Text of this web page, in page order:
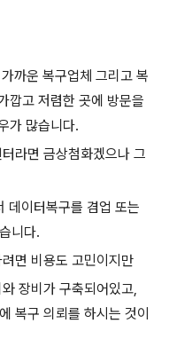
까운 복구업체 그리고 복
깝고 저렴한 곳에 방문을
가 많습니다.
라면 금상첨화겠으나 그
이터복구를 겸업 또는
니다.
면 비용도 고민이지만
장비가 구축되어있고,
복구 의뢰를 하시는 것이